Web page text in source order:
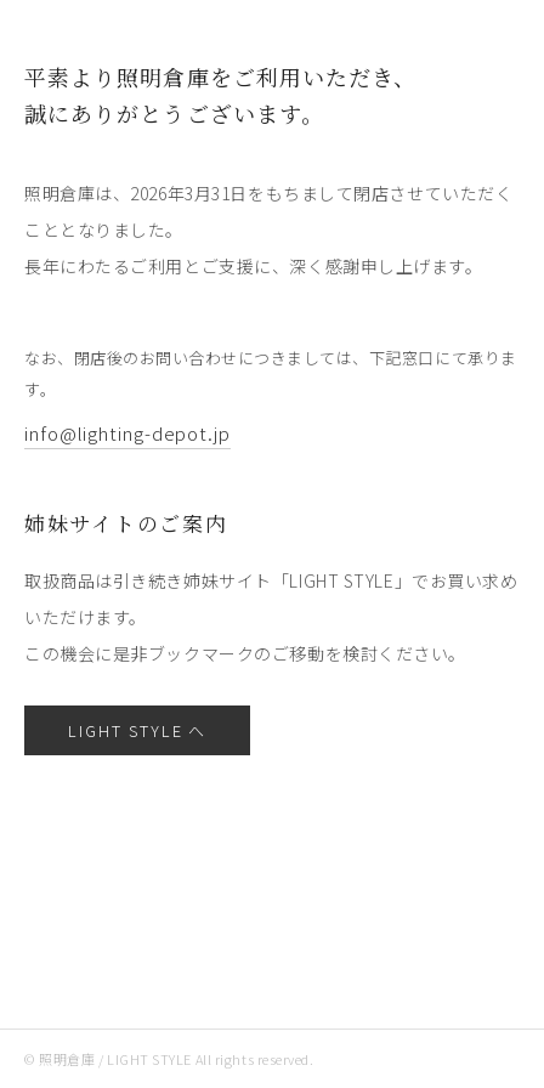
平素より照明倉庫をご利用いただき、
誠にありがとうございます。
照明倉庫は、2026年3月31日をもちまして閉店させていただく
こととなりました。
長年にわたるご利用とご支援に、深く感謝申し上げます。
なお、閉店後のお問い合わせにつきましては、下記窓口にて承りま
す。
info@lighting-depot.jp
姉妹サイトのご案内
取扱商品は引き続き姉妹サイト「LIGHT STYLE」でお買い求め
いただけます。
この機会に是非ブックマークのご移動を検討ください。
LIGHT STYLE へ
© 照明倉庫 / LIGHT STYLE All rights reserved.